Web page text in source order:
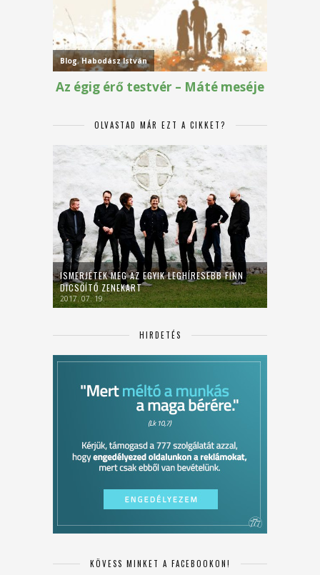
OLVASTAD MÁR EZT A CIKKET?
ISMERJÉTEK MEG AZ EGYIK LEGHÍRESEBB FINN
DICSŐÍTŐ ZENEKART
2017. 07. 19.
HIRDETÉS
KÖVESS MINKET A FACEBOOKON!